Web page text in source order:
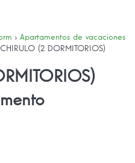
› Apartamentos de vacaciones
(2 DORMITORIOS)